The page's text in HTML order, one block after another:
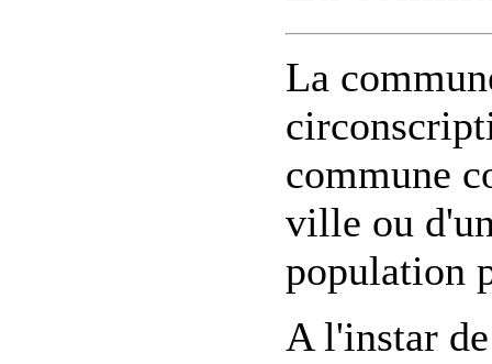
La
commune
ville ou
population
A l'instar